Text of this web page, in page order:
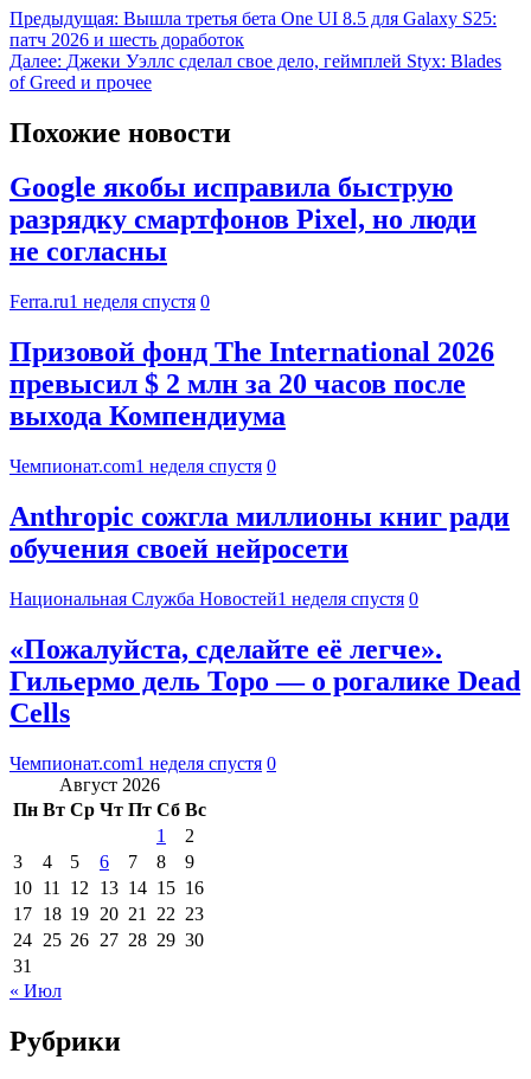
Предыдущая: Вышла третья бета One UI 8.5 для Galaxy S25:
патч 2026 и шесть доработок
Далее: Джеки Уэллс сделал свое дело, геймплей Styx: Blades
of Greed и прочее
Похожие новости
Google якобы исправила быструю
разрядку смартфонов Pixel, но люди
не согласны
Ferra.ru1 неделя спустя 0
Призовой фонд The International 2026
превысил $ 2 млн за 20 часов после
выхода Компендиума
Чемпионат.com1 неделя спустя 0
Anthropic сожгла миллионы книг ради
обучения своей нейросети
Национальная Служба Новостей1 неделя спустя 0
«Пожалуйста, сделайте её легче».
Гильермо дель Торо — о рогалике Dead
Cells
Чемпионат.com1 неделя спустя 0
Август 2026
Пн Вт Ср Чт Пт Сб Вс
1
2
3
4 5 6 7 8
9
10 11 12 13 14 15 16
17 18 19 20 21 22 23
24 25 26 27 28 29 30
31
« Июл
Рубрики